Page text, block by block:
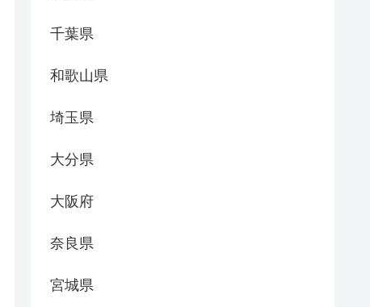
千葉県
和歌山県
埼玉県
大分県
大阪府
奈良県
宮城県